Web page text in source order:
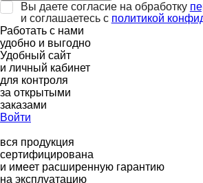
Вы даете согласие на обработку
и соглашаетесь с политикой
Работать с нами
удобно и выгодно
Удобный сайт
и личный кабинет
для контроля
за открытыми
заказами
Войти
вся продукция
сертифицирована
и имеет расширенную гарантию
на эксплуатацию